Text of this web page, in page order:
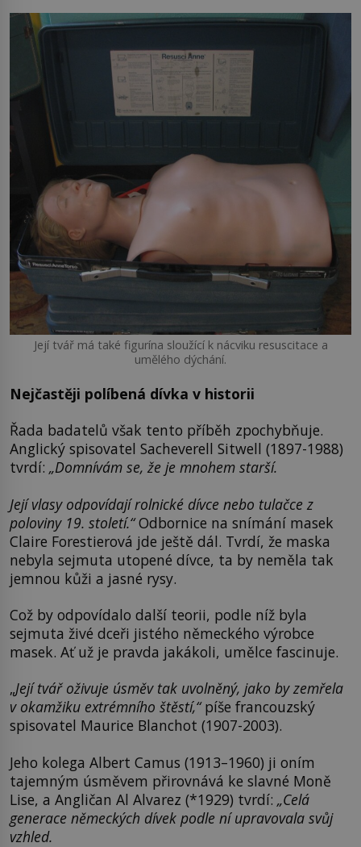
Její tvář má také figurína sloužící k nácviku resuscitace a
umělého dýchání.
Nejčastěji políbená dívka v historii
Řada badatelů však tento příběh zpochybňuje.
Anglický spisovatel Sacheverell Sitwell (1897-1988)
tvrdí: „Domnívám se, že je mnohem starší.
Její vlasy odpovídají rolnické dívce nebo tulačce z
poloviny 19. století.“Odbornice na snímání masek
Claire Forestierová jde ještě dál. Tvrdí, že maska
nebyla sejmuta utopené dívce, ta by neměla tak
jemnou kůži a jasné rysy.
Což by odpovídalo další teorii, podle níž byla
sejmuta živé dceři jistého německého výrobce
masek. Ať už je pravda jakákoli, umělce fascinuje.
„Její tvář oživuje úsměv tak uvolněný, jako by zemřela
v okamžiku extrémního štěstí,“píše francouzský
spisovatel Maurice Blanchot (1907-2003).
Jeho kolega Albert Camus (1913–1960) ji oním
tajemným úsměvem přirovnává ke slavné Moně
Lise, a Angličan Al Alvarez (*1929) tvrdí: „Celá
generace německých dívek podle ní upravovala svůj
vzhled.